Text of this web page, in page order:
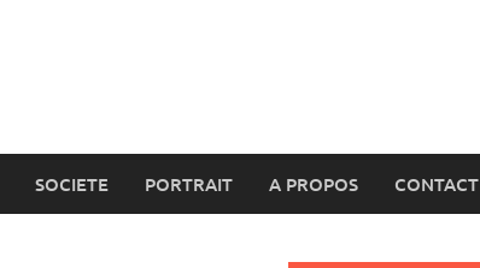
SOCIETE PORTRAIT A PROPOS CONTACT